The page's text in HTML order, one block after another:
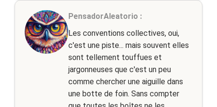
PensadorAleatorio :
Les conventions collectives, oui,
c'est une piste... mais souvent elles
sont tellement touffues et
jargonneuses que c'est un peu
comme chercher une aiguille dans
une botte de foin. Sans compter